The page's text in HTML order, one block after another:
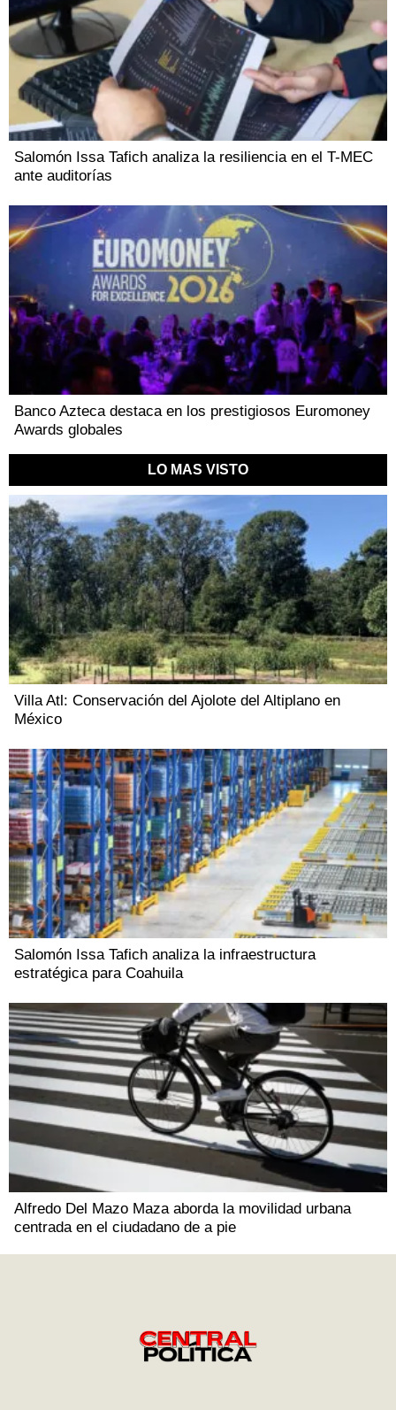
Salomón Issa Tafich analiza la resiliencia en el T-MEC
ante auditorías
Banco Azteca destaca en los prestigiosos Euromoney
Awards globales
LO MAS VISTO
Villa Atl: Conservación del Ajolote del Altiplano en
México
Salomón Issa Tafich analiza la infraestructura
estratégica para Coahuila
Alfredo Del Mazo Maza aborda la movilidad urbana
centrada en el ciudadano de a pie